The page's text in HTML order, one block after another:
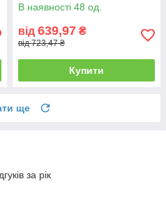
В наявності 48 од.
від 639,97 ₴
від 723,47 ₴
Купити
ще
за рік